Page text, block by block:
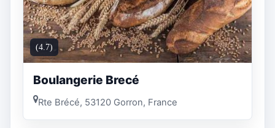
(4.7)
Boulangerie Brecé
Rte Brécé, 53120 Gorron, France